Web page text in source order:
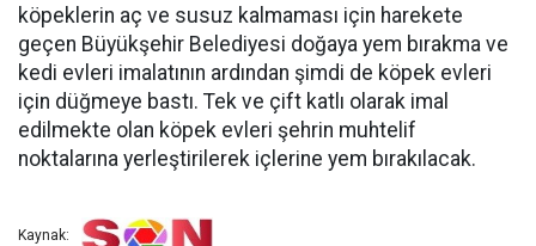
köpeklerin aç ve susuz kalmaması için harekete
geçen Büyükşehir Belediyesi doğaya yem bırakma ve
kedi evleri imalatının ardından şimdi de köpek evleri
için düğmeye bastı. Tek ve çift katlı olarak imal
edilmekte olan köpek evleri şehrin muhtelif
noktalarına yerleştirilerek içlerine yem bırakılacak.
Kaynak: